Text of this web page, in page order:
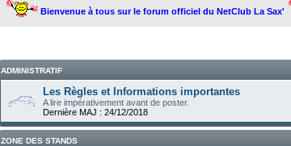
Bienvenue à tous sur le forum officiel du NetClub La Sax'
ADMINISTRATIF
Les Règles et Informations importantes
A lire impérativement avant de poster.
Dernière MAJ : 24/12/2018
ZONE DES STANDS